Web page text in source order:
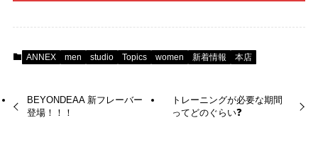
ANNEX men studio Topics women 新着情報 本店
BEYONDEAA 新フレーバー
登場！！！
トレーニングが必要な期間
ってどのぐらい❓